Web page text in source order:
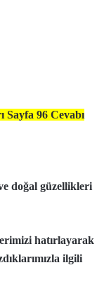
Sayfa 96 Cevabı
doğal güzellikleri
hatırlayarak
ilgili